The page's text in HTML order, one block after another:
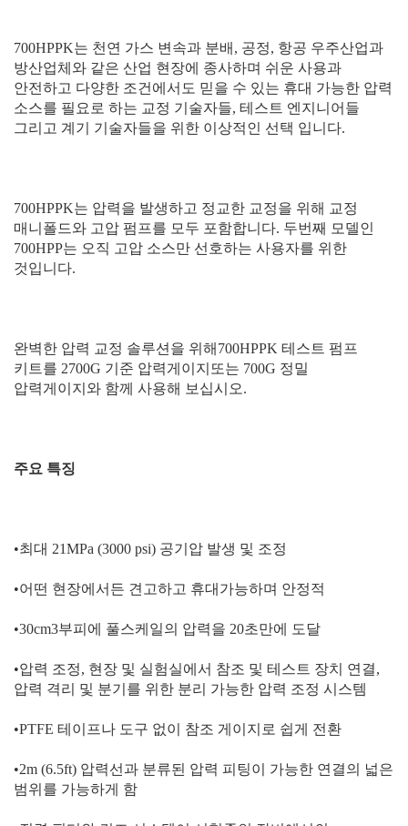
700HPPK는 천연 가스 변속과 분배 , 공정, 항공 우주산업과
방산업체와 같은 산업 현장에 종사하며 쉬운 사용과
안전하고 다양한 조건에서도 믿을 수 있는 휴대 가능한 압력
소스를 필요로 하는 교정 기술자들, 테스트 엔지니어들
그리고 계기 기술자들을 위한 이상적인 선택 입니다.
700HPPK는 압력을 발생하고 정교한 교정을 위해 교정
매니폴드와 고압 펌프를 모두 포함합니다. 두번째 모델인
700HPP는 오직 고압 소스만 선호하는 사용자를 위한
것입니다.
완벽한 압력 교정 솔루션을 위해 700HPPK 테스트 펌프
키트를 2700G 기준 압력게이지또는 700G 정밀
압력게이지와 함께 사용해 보십시오.
주요 특징
•최대 21MPa (3000 psi) 공기압 발생 및 조정
•어떤 현장에서든 견고하고 휴대가능하며 안정적
•30cm3부피에 풀스케일의 압력을 20초만에 도달
•압력 조정, 현장 및 실험실에서 참조 및 테스트 장치 연결,
압력 격리 및 분기를 위한 분리 가능한 압력 조정 시스템
•PTFE 테이프나 도구 없이 참조 게이지로 쉽게 전환
•2m (6.5ft) 압력선과 분류된 압력 피팅이 가능한 연결의 넓은
범위를 가능하게 함